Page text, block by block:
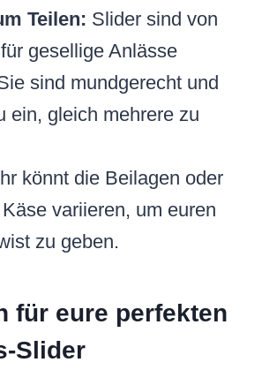
Teilen: Slider sind von
gesellige Anlässe
sind mundgerecht und
ein, gleich mehrere zu
könnt die Beilagen oder
variieren, um euren
zu geben.
für eure perfekten
Slider